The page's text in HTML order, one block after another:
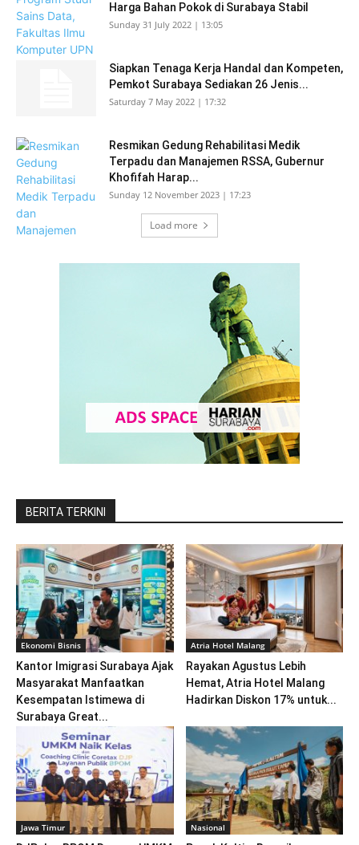
Harga Bahan Pokok di Surabaya Stabil
Sunday 31 July 2022 | 13:05
Siapkan Tenaga Kerja Handal dan Kompeten,
Pemkot Surabaya Sediakan 26 Jenis...
Saturday 7 May 2022 | 17:32
Resmikan Gedung Rehabilitasi Medik
Terpadu dan Manajemen RSSA, Gubernur
Khofifah Harap...
Sunday 12 November 2023 | 17:23
Load more
BERITA TERKINI
Ekonomi Bisnis
Kantor Imigrasi Surabaya Ajak
Masyarakat Manfaatkan
Kesempatan Istimewa di
Surabaya Great...
Atria Hotel Malang
Rayakan Agustus Lebih
Hemat, Atria Hotel Malang
Hadirkan Diskon 17% untuk...
Jawa Timur Nasional